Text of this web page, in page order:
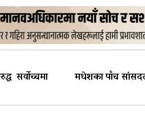
सर्वोच्चमा मधेशका पाँच